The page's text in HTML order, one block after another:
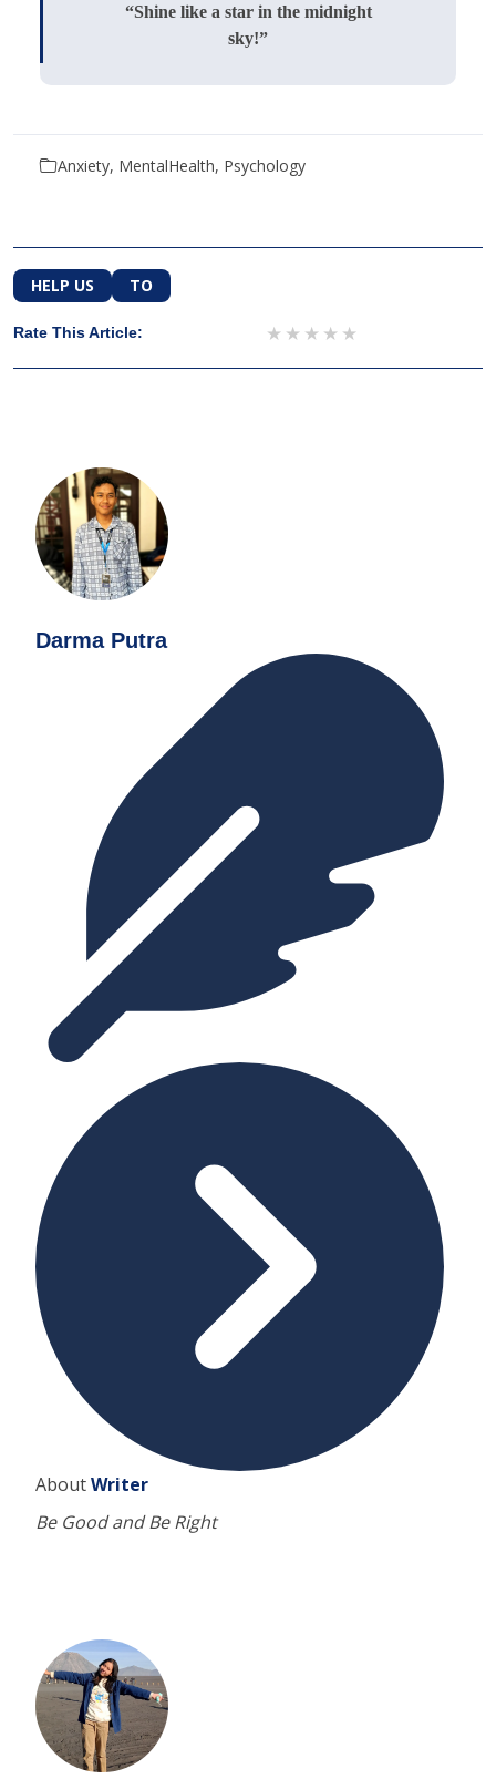
“Shine like a star in the midnight
sky!”
Anxiety, MentalHealth, Psychology
HELP US TO
Rate This Article: 4 stars
3 stars
2 stars
1 star
Darma Putra
AboutWriter
Be Good and Be Right